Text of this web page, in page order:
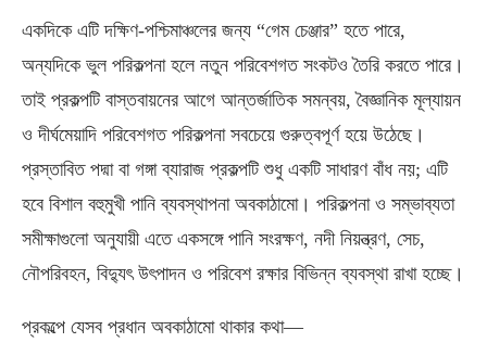
একদিকে এটি দক্ষিণ-পশ্চিমাঞ্চলের জন্য “গেম চেঞ্জার” হতে পারে,
অন্যদিকে ভুল পরিকল্পনা হলে নতুন পরিবেশগত সংকটও তৈরি করতে পারে।
তাই প্রকল্পটি বাস্তবায়নের আগে আন্তর্জাতিক সমন্বয়, বৈজ্ঞানিক মূল্যায়ন
ও দীর্ঘমেয়াদি পরিবেশগত পরিকল্পনা সবচেয়ে গুরুত্বপূর্ণ হয়ে উঠেছে।
প্রস্তাবিত পদ্মা বা গঙ্গা ব্যারাজ প্রকল্পটি শুধু একটি সাধারণ বাঁধ নয়; এটি
হবে বিশাল বহুমুখী পানি ব্যবস্থাপনা অবকাঠামো। পরিকল্পনা ও সম্ভাব্যতা
সমীক্ষাগুলো অনুযায়ী এতে একসঙ্গে পানি সংরক্ষণ, নদী নিয়ন্ত্রণ, সেচ,
নৌপরিবহন, বিদ্যুৎ উৎপাদন ও পরিবেশ রক্ষার বিভিন্ন ব্যবস্থা রাখা হচ্ছে।
প্রকল্পে যেসব প্রধান অবকাঠামো থাকার কথা—